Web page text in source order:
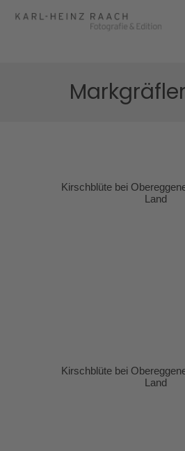
Kirschblüte bei
Land
Kirschblüte bei
Land